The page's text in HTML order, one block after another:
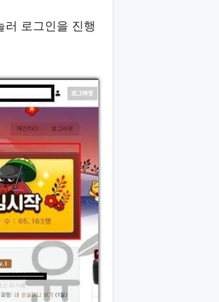
러 로그인을 진행